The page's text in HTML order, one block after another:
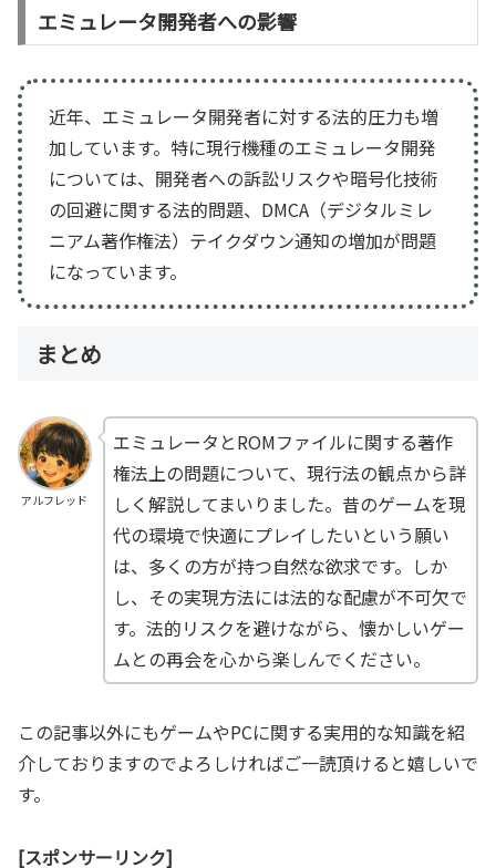
エミュレータ開発者への影響
近年、エミュレータ開発者に対する法的圧力も増
加しています。特に現行機種のエミュレータ開発
については、開発者への訴訟リスクや暗号化技術
の回避に関する法的問題、DMCA（デジタルミレ
ニアム著作権法）テイクダウン通知の増加が問題
になっています。
まとめ
アルフレッド
エミュレータとROMファイルに関する著作
権法上の問題について、現行法の観点から詳
しく解説してまいりました。昔のゲームを現
代の環境で快適にプレイしたいという願い
は、多くの方が持つ自然な欲求です。しか
し、その実現方法には法的な配慮が不可欠で
す。法的リスクを避けながら、懐かしいゲー
ムとの再会を心から楽しんでください。
この記事以外にもゲームやPCに関する実用的な知識を紹
介しておりますのでよろしければご一読頂けると嬉しいで
す。
[スポンサーリンク]